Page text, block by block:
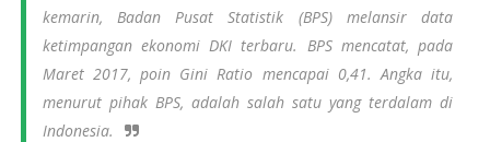
kemarin, Badan Pusat Statistik (BPS) melansir data
ketimpangan ekonomi DKI terbaru. BPS mencatat, pada
Maret 2017, poin Gini Ratio mencapai 0,41. Angka itu,
menurut pihak BPS, adalah salah satu yang terdalam di
Indonesia.